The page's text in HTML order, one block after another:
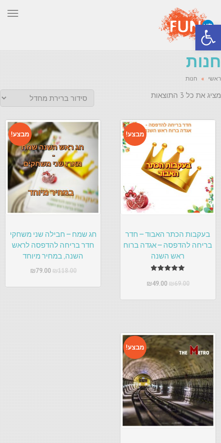
פתח סרגל נגישות
חנות
ראשי » חנות
מציג את כל 3 התוצאות
מבצע!
בעקבות הכתר האבוד – חדר
בריחה להדפסה – אגדה ברוח
ראש השנה
5.00
₪69.00
₪49.00
מבצע!
חג שמח – חבילה שני משחקי
חדר בריחה להדפסה לראש
השנה, במחיר מיוחד
₪118.00
₪79.00
מבצע!